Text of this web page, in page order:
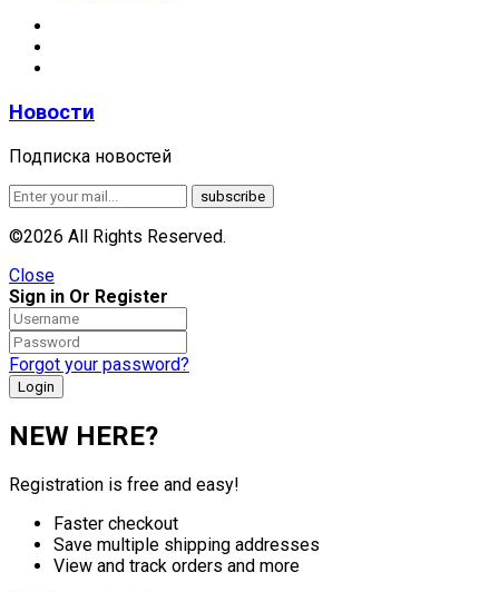
Новости
Подписка новостей
©2026 All Rights Reserved.
Close
Sign in Or Register
Forgot your password?
NEW HERE?
Registration is free and easy!
Faster checkout
Save multiple shipping addresses
View and track orders and more